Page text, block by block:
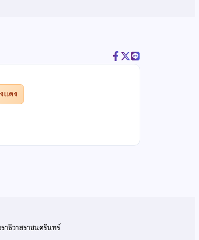
แดง
าธิวาสราชนครินทร์